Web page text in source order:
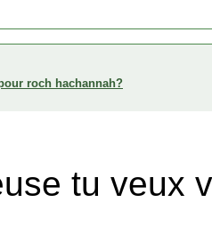
roch hachannah?
tu veux